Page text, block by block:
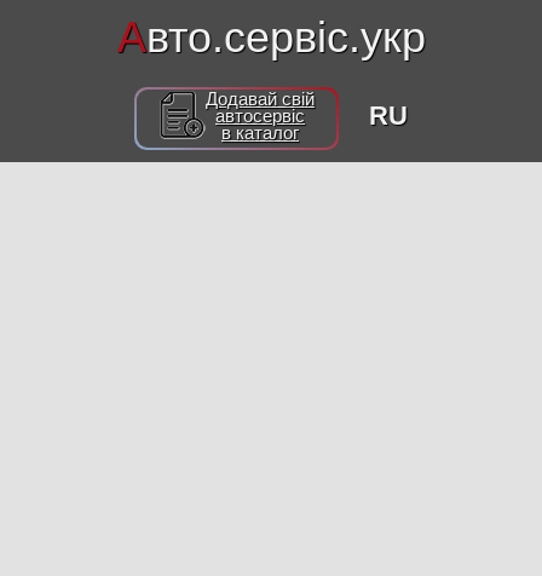
Авто.сервіс.укр
Додавай свій
автосервіс
в каталог
RU